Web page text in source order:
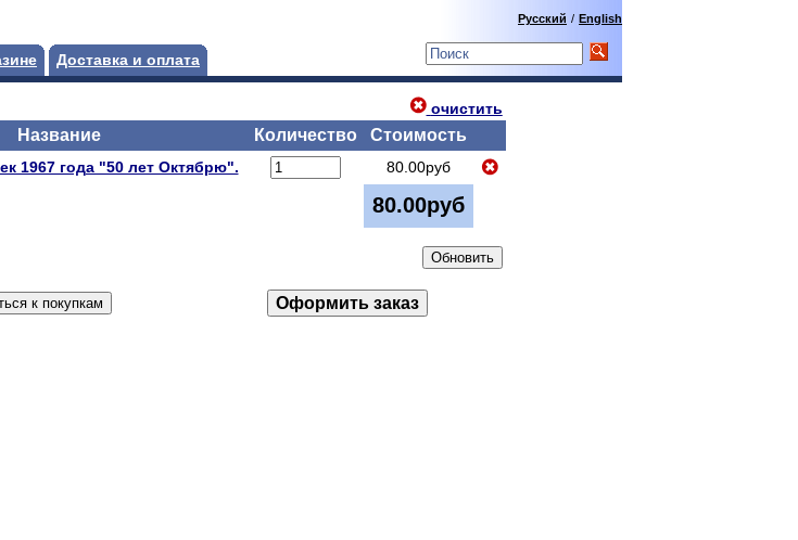
Доставка и оплата
Русский / English
очистить
Название Количество Стоимость
1967 года "50 лет Октябрю". 80.00руб
80.00руб